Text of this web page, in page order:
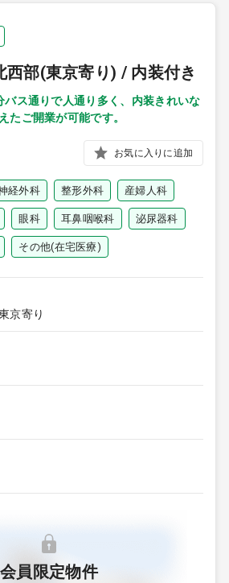
西部(東京寄り) / 内装付き
バス通りで人通り多く、内装きれいな
たご開業が可能です。
お気に入りに追加
経外科 整形外科 産婦人科
眼科 耳鼻咽喉科 泌尿器科
その他(在宅医療)
京寄り
会員限定物件